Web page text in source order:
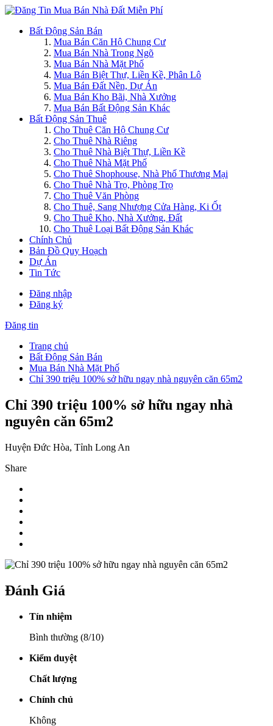
Bất Động Sản Bán
Mua Bán Căn Hộ Chung Cư
Mua Bán Nhà Trong Ngõ
Mua Bán Nhà Mặt Phố
Mua Bán Biệt Thự, Liền Kề, Phân Lô
Mua Bán Đất Nền, Dự Án
Mua Bán Kho Bãi, Nhà Xưởng
Mua Bán Bất Động Sản Khác
Bất Động Sản Thuê
Cho Thuê Căn Hộ Chung Cư
Cho Thuê Nhà Riêng
Cho Thuê Nhà Biệt Thự, Liền Kề
Cho Thuê Nhà Mặt Phố
Cho Thuê Shophouse, Nhà Phố Thương Mại
Cho Thuê Nhà Trọ, Phòng Trọ
Cho Thuê Văn Phòng
Cho Thuê, Sang Nhượng Cửa Hàng, Ki Ốt
Cho Thuê Kho, Nhà Xưởng, Đất
Cho Thuê Loại Bất Động Sản Khác
Chính Chủ
Bản Đồ Quy Hoạch
Dự Án
Tin Tức
Đăng nhập
Đăng ký
Đăng tin
Trang chủ
Bất Động Sản Bán
Mua Bán Nhà Mặt Phố
Chỉ 390 triệu 100% sở hữu ngay nhà nguyên căn 65m2
Chỉ 390 triệu 100% sở hữu ngay nhà
nguyên căn 65m2
Huyện Đức Hòa, Tỉnh Long An
Share
Đánh Giá
Tín nhiệm
Bình thường (8/10)
Kiểm duyệt
Chất lượng
Chính chủ
Không